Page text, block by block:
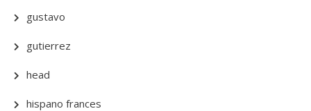
gustavo
gutierrez
head
hispano frances